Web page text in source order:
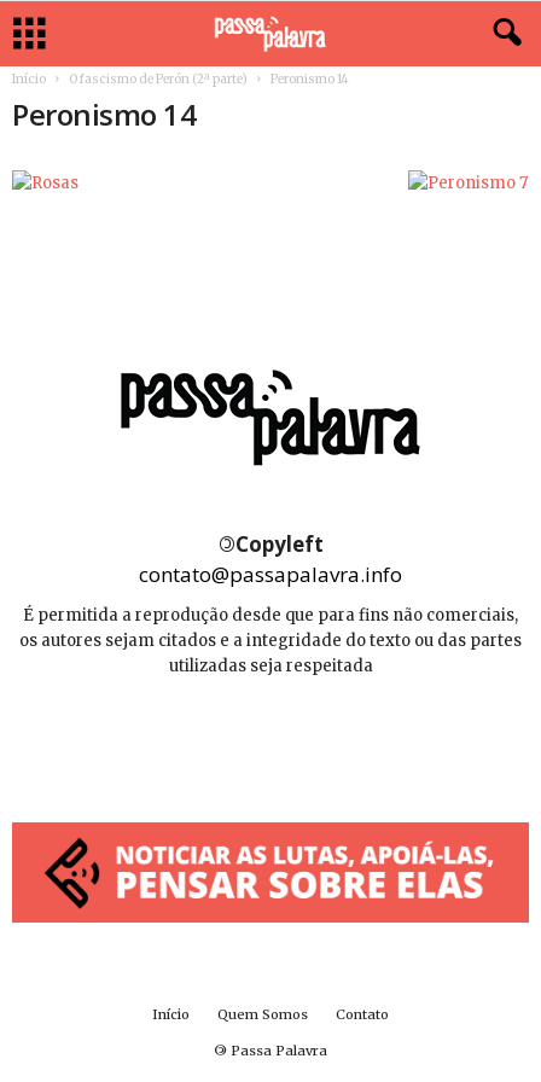
Início O fascismo de Perón (2ª parte) Peronismo 14
Peronismo 14
©Copyleft
contato@passapalavra.info
É permitida a reprodução desde que para fins não comerciais,
os autores sejam citados e a integridade do texto ou das partes
utilizadas seja respeitada
Início Quem Somos Contato
© Passa Palavra